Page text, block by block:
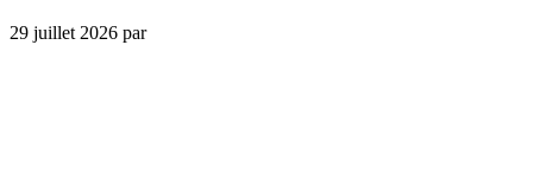
29 juillet 2026 par